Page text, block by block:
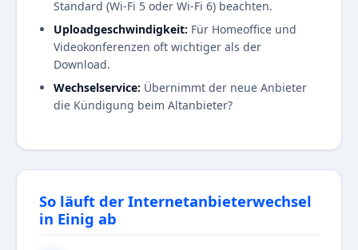
Standard (Wi-Fi 5 oder Wi-Fi 6) beachten.
Uploadgeschwindigkeit: Für Homeoffice und
Videokonferenzen oft wichtiger als der
Download.
Wechselservice: Übernimmt der neue Anbieter
die Kündigung beim Altanbieter?
So läuft der Internetanbieterwechsel
in Einig ab